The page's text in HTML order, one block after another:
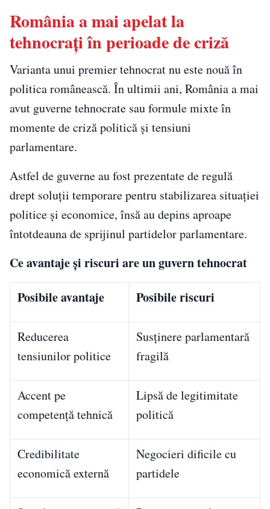
România a mai apelat la
tehnocrați în perioade de criză
Varianta unui premier tehnocrat nu este nouă în
politica românească. În ultimii ani, România a mai
avut guverne tehnocrate sau formule mixte în
momente de criză politică și tensiuni
parlamentare.
Astfel de guverne au fost prezentate de regulă
drept soluții temporare pentru stabilizarea situației
politice și economice, însă au depins aproape
întotdeauna de sprijinul partidelor parlamentare.
Ce avantaje și riscuri are un guvern tehnocrat
Posibile avantaje
Posibile riscuri
Reducerea
tensiunilor politice
Susținere parlamentară
fragilă
Accent pe
competență tehnică
Lipsă de legitimitate
politică
Credibilitate
economică externă
Negocieri dificile cu
partidele